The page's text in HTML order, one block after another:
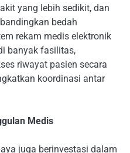
yang lebih sedikit, dan
bedah
rekam medis elektronik
banyak fasilitas,
riwayat pasien secara
koordinasi antar
Medis
juga berinvestasi dalam